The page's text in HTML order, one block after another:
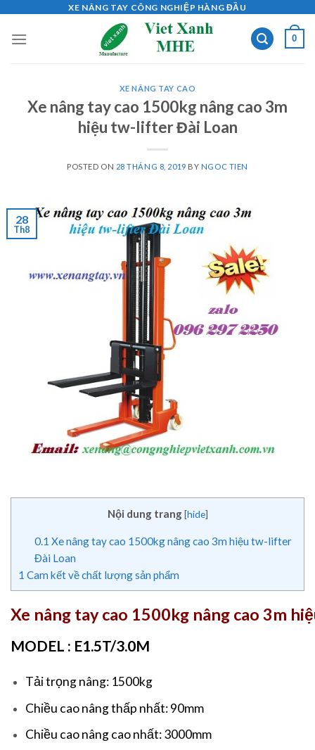
content
XE NÂNG TAY CÔNG NGHIỆP HÀNG ĐẦU
0
XE NÂNG TAY CAO
Xe nâng tay cao 1500kg nâng cao 3m
hiệu tw-lifter Đài Loan
POSTED ON 28 THÁNG 8, 2019 BY NGOC TIEN
28
Th8
Nội dung trang [hide]
0.1 Xe nâng tay cao 1500kg nâng cao 3m hiệu tw-lifter
Đài Loan
1 Cam kết về chất lượng sản phẩm
Xe nâng tay cao 1500kg nâng cao 3m
MODEL : E1.5T/3.0M
Tải trọng nâng: 1500kg
Chiều cao nâng thấp nhất: 90mm
Chiều cao nâng cao nhất: 3000mm